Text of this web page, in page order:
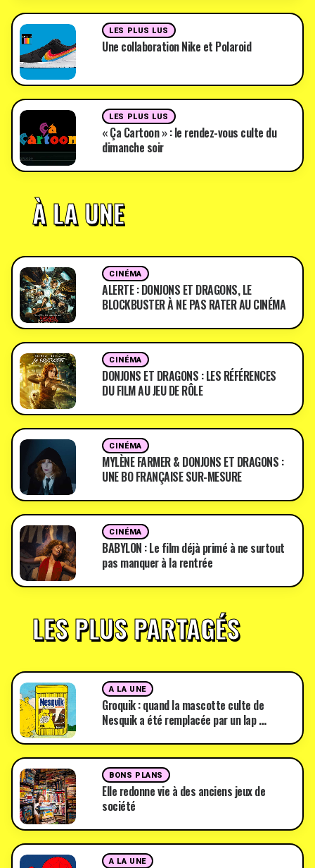
LES PLUS LUS
Une collaboration Nike et Polaroid
LES PLUS LUS
« Ça Cartoon » : le rendez-vous culte du
dimanche soir
À LA UNE
CINÉMA
ALERTE : DONJONS ET DRAGONS, LE
BLOCKBUSTER À NE PAS RATER AU CINÉMA
CINÉMA
DONJONS ET DRAGONS : LES RÉFÉRENCES
DU FILM AU JEU DE RÔLE
CINÉMA
MYLÈNE FARMER & DONJONS ET DRAGONS :
UNE BO FRANÇAISE SUR-MESURE
CINÉMA
BABYLON : Le film déjà primé à ne surtout
pas manquer à la rentrée
LES PLUS PARTAGÉS
A LA UNE
Groquik : quand la mascotte culte de
Nesquik a été remplacée par un lap …
BONS PLANS
Elle redonne vie à des anciens jeux de
société
A LA UNE